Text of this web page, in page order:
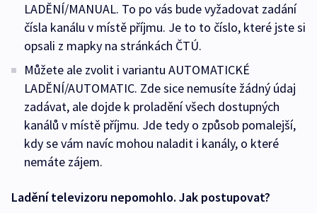
LADĚNÍ/MANUAL. To po vás bude vyžadovat zadání
čísla kanálu v místě příjmu. Je to to číslo, které jste si
opsali z mapky na stránkách ČTÚ.
Můžete ale zvolit i variantu AUTOMATICKÉ
LADĚNÍ/AUTOMATIC. Zde sice nemusíte žádný údaj
zadávat, ale dojde k proladění všech dostupných
kanálů v místě příjmu. Jde tedy o způsob pomalejší,
kdy se vám navíc mohou naladit i kanály, o které
nemáte zájem.
Ladění televizoru nepomohlo. Jak postupovat?